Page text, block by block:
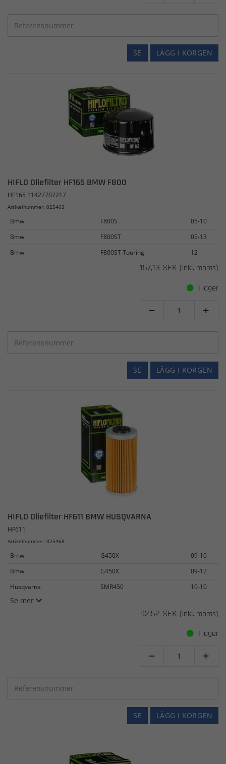
LÄGG I KORGEN
SE
HIFLO Oliefilter HF165 BMW F800
HF165 11427707217
Artikelnummer: 025463
Bmw F800S
05-10
Bmw
F800ST
05-13
Bmw
F800ST Touring 12
157,13 SEK (inkl. moms)
I lager
 
LÄGG I KORGEN
SE
HIFLO Oliefilter HF611 BMW HUSQVARNA
HF611
Artikelnummer: 025468
Bmw G450X
09-10
Bmw
G450X
09-12
Husqvarna
SMR450 10-10
Se mer
92,52 SEK (inkl. moms)
I lager
 
LÄGG I KORGEN
SE